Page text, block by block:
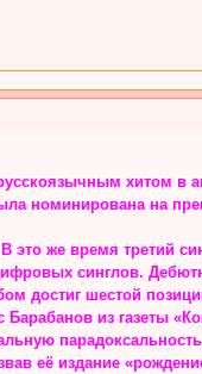
хитом в
номинирована на
это же время третий
синглов.
достиг шестой
из газеты
её издание